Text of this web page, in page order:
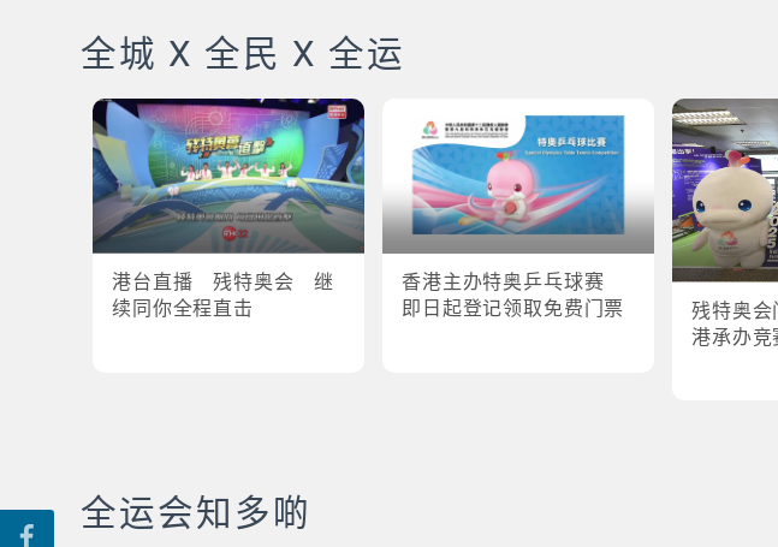
全城 X 全民 X 全运
港台直播 残特奥会 继
续同你全程直击
香港主办特奥乒乓球赛
即日起登记领取免费门票
残特奥
港承办竞
全运会知多啲